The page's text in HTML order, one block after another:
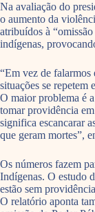
Na avaliação do
o aumento da
atribuídos à
indígenas,
“Em vez de falarmos
situações se repetem
O maior problema é
tomar providência
significa escancarar
que geram mortes”,
Os números fazem
Indígenas. O estudo
estão sem
O relatório aponta